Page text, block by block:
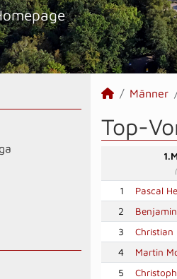
Männer
Top-
1 Pascal
2
3
Christian
4
Martin
5